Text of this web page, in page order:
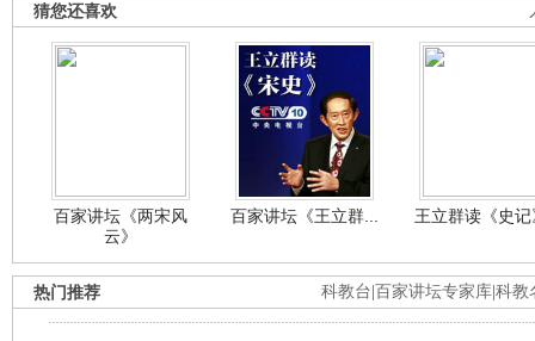
猜您还喜欢
百家讲坛《两宋风
云》
百家讲坛《王立群... 王立群读《史
科教台 百家讲坛专家库 科教
热门推荐